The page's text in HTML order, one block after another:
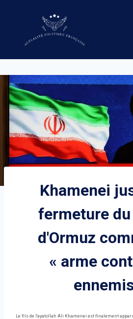
Khamenei
fermeture
d'Ormuz
« arme
Le fils de l'ayatollah Ali Khamenei est finalement